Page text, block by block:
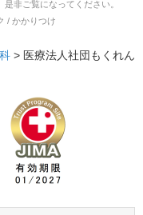
非ご覧になってください。
/ かかりつけ
> 医療法人社団もくれん